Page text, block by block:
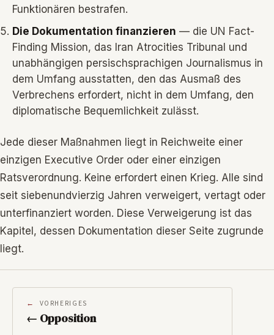
Funktionären bestrafen.
Die Dokumentation finanzieren — die UN Fact-
Finding Mission, das Iran Atrocities Tribunal und
unabhängigen persischsprachigen Journalismus in
dem Umfang ausstatten, den das Ausmaß des
Verbrechens erfordert, nicht in dem Umfang, den
diplomatische Bequemlichkeit zulässt.
Jede dieser Maßnahmen liegt in Reichweite einer
einzigen Executive Order oder einer einzigen
Ratsverordnung. Keine erfordert einen Krieg. Alle sind
seit siebenundvierzig Jahren verweigert, vertagt oder
unterfinanziert worden. Diese Verweigerung ist das
Kapitel, dessen Dokumentation dieser Seite zugrunde
liegt.
VORHERIGES
← Opposition